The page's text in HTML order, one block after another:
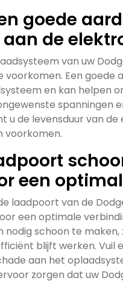
goede
de
van uw
Een goede
en kan helpen
spanningen
u de levensduur van
voorkomen.
een
laadpoort van de
een optimale
nodig schoon te
blijft werken. Vuil
aan het
zorgen dat uw